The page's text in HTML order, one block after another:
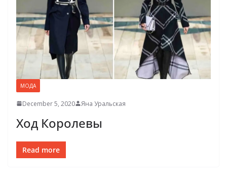
МОДА
December 5, 2020 Яна Уральская
Ход Королевы
Read more